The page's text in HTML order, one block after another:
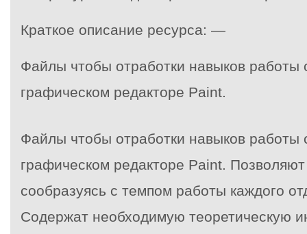
Краткое описание ресурса: —
Файлы чтобы отработки навыков работы
графическом редакторе Paint.
Файлы чтобы отработки навыков работы
графическом редакторе Paint.
сообразуясь с темпом работы каждого
Содержат необходимую теоретическую